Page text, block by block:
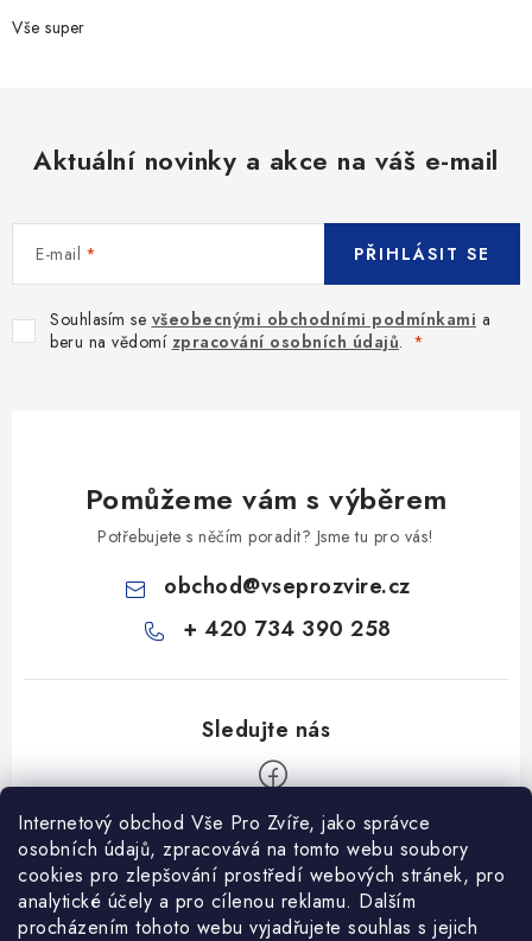
Internetový obchod Vše Pro Zvíře, jako správce
osobních údajů, zpracovává na tomto webu soubory
cookies pro zlepšování prostředí webových stránek, pro
analytické účely a pro cílenou reklamu. Dalším
procházením tohoto webu vyjadřujete souhlas s jejich
Vše super
Aktuální novinky a akce na váš e-mail
E-mail
Souhlasím se všeobecnými obchodními podmínkami a
beru na vědomí zpracování osobních údajů.
PŘIHLÁSIT SE
Pomůžeme vám s výběrem
Potřebujete s něčím poradit? Jsme tu pro vás!
obchod@vseprozvire.cz
+ 420 734 390 258
Informace pro Vás